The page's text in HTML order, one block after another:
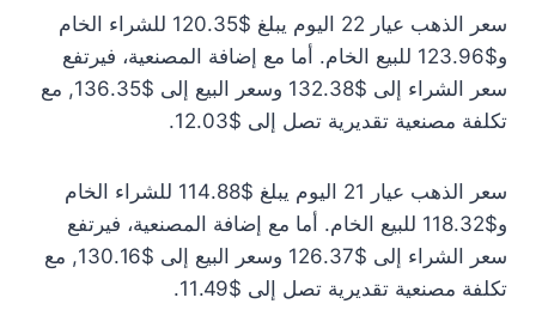
سعر الذهب عيار 22 اليوم يبلغ $120.35 للشراء الخام
و$123.96 للبيع الخام. أما مع إضافة المصنعية، فيرتفع
سعر الشراء إلى $132.38 وسعر البيع إلى $136.35, مع
تكلفة مصنعية تقديرية تصل إلى $12.03.
سعر الذهب عيار 21 اليوم يبلغ $114.88 للشراء الخام
و$118.32 للبيع الخام. أما مع إضافة المصنعية، فيرتفع
سعر الشراء إلى $126.37 وسعر البيع إلى $130.16, مع
تكلفة مصنعية تقديرية تصل إلى $11.49.